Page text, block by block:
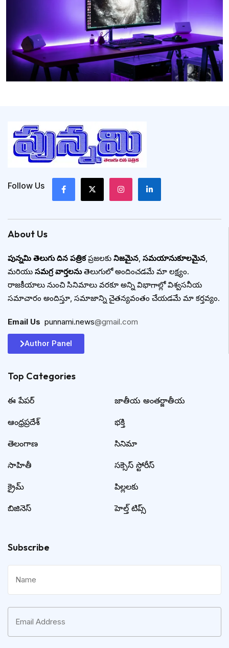
Follow Us
About Us
పున్నమి తెలుగు దిన పత్రికప్రజలకు నిజమైన, సమయానుకూలమైన,
మరియు సమగ్ర వార్తలనుతెలుగులో అందించడమే మా లక్ష్యం.
రాజకీయాలు నుంచి సినిమాలు వరకూ అన్ని విభాగాల్లో విశ్వసనీయ
సమాచారం అందిస్తూ, సమాజాన్ని చైతన్యవంతం చేయడమే మా కర్తవ్యం.
Email Us punnami.news@gmail.com
Author Panel
Top Categories​
ఈ పేపర్
ఆంధ్రప్రదేశ్
తెలంగాణ
సాహితీ
క్రైమ్
బిజినెస్
జాతీయ అంతర్జాతీయ
భక్తి
సినిమా
సక్సెస్ స్టోరీస్
పిల్లలకు
హెల్త్ టిప్స్
Subscribe